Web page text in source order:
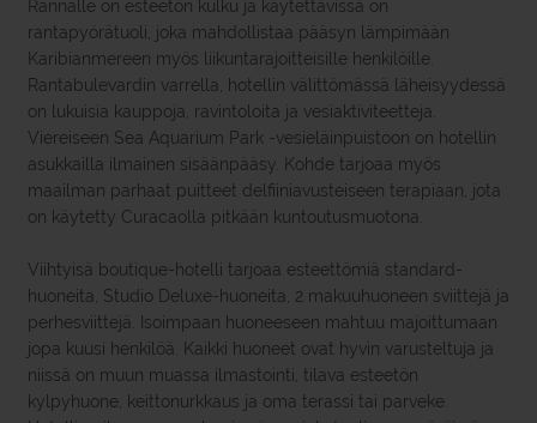
Rannalle on esteetön kulku ja käytettävissä on
rantapyörätuoli, joka mahdollistaa pääsyn lämpimään
Karibianmereen myös liikuntarajoitteisille henkilöille.
Rantabulevardin varrella, hotellin välittömässä läheisyydessä
on lukuisia kauppoja, ravintoloita ja vesiaktiviteetteja.
Viereiseen Sea Aquarium Park -vesieläinpuistoon on hotellin
asukkailla ilmainen sisäänpääsy. Kohde tarjoaa myös
maailman parhaat puitteet delfiiniavusteiseen terapiaan, jota
on käytetty Curacaolla pitkään kuntoutusmuotona.
Viihtyisä boutique-hotelli tarjoaa esteettömiä standard-
huoneita, Studio Deluxe-huoneita, 2 makuuhuoneen sviittejä ja
perhesviittejä. Isoimpaan huoneeseen mahtuu majoittumaan
jopa kuusi henkilöä. Kaikki huoneet ovat hyvin varusteltuja ja
niissä on muun muassa ilmastointi, tilava esteetön
kylpyhuone, keittonurkkaus ja oma terassi tai parveke.